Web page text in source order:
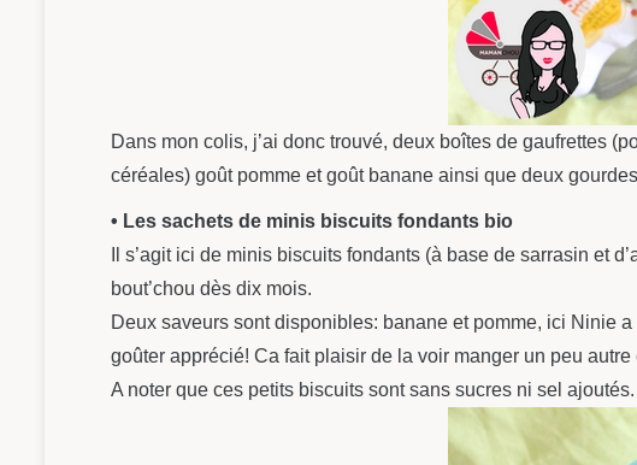
Dans mon colis, j’ai donc trouvé, deux boîtes de gaufrettes
céréales) goût pomme et goût banane ainsi que deux
• Les sachets de minis biscuits fondants bio
Il s’agit ici de minis biscuits fondants (à base de sarrasin et
bout’chou dès dix mois.
Deux saveurs sont disponibles: banane et pomme, ici Ninie
goûter apprécié! Ca fait plaisir de la voir manger un peu
A noter que ces petits biscuits sont sans sucres ni sel ajoutés.